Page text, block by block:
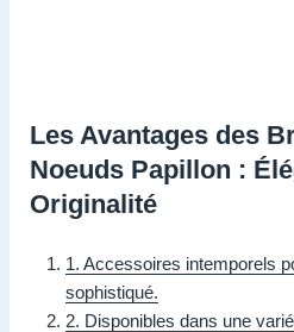
Les Avantages des
Noeuds Papillon :
Originalité
1. Accessoires intemporels
sophistiqué.
2. Disponibles dans une